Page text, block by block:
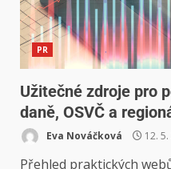
PR
Užitečné zdroje pro
daně, OSVČ a
Eva Nováčková 12.
Přehled praktických